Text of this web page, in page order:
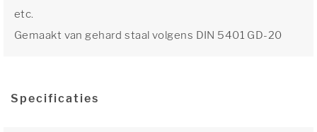
etc.
Gemaakt van gehard staal volgens DIN 5401 GD-20
Specificaties